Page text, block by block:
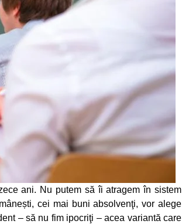
ani. Nu putem să îi atragem în sistem
cei mai buni absolvenţi, vor alege
– să nu fim ipocriţi – acea variantă care